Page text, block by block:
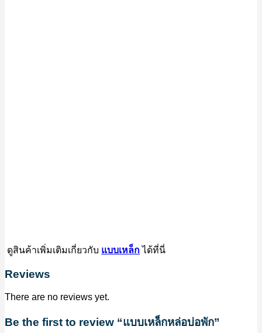
ดูสินค้าเพิ่มเติมเกี่ยวกับ แบบเหล็กได้ที่นี่
Reviews
There are no reviews yet.
Be the first to review “แบบเหล็กหล่อบ่อพัก”